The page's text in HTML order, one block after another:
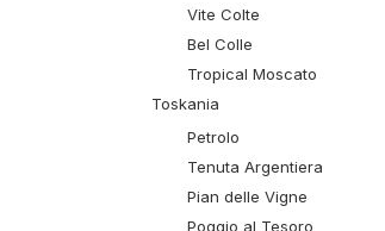
Vite Colte
Bel Colle
Tropical Moscato
Toskania
Petrolo
Tenuta Argentiera
Pian delle Vigne
Poggio al Tesoro